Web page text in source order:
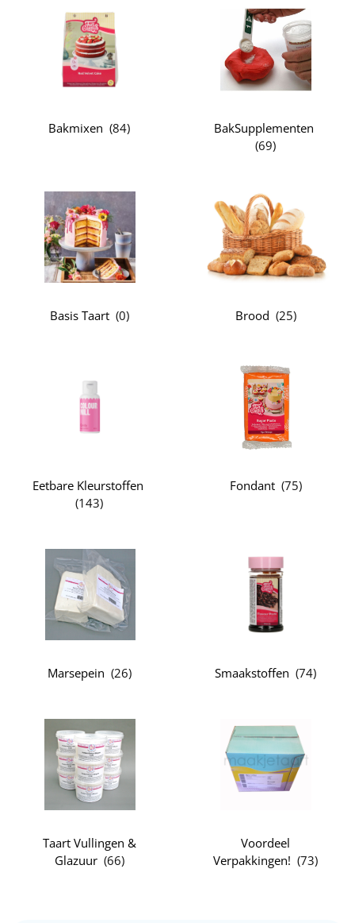
Bakmixen (84)
BakSupplementen
(69)
Basis Taart (0) Brood (25)
Eetbare Kleurstoffen
(143)
Fondant (75)
Marsepein (26) Smaakstoffen (74)
Taart Vullingen &
Glazuur (66)
Voordeel
Verpakkingen! (73)